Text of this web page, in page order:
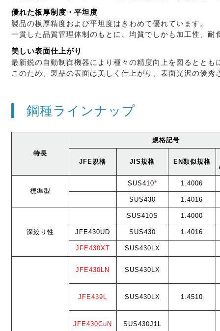
優れた板厚制度・平坦度
製品の板厚精度および平坦度はきわめて優れています。
一貫した品質管理体制のもとに、均質でしかも加工性、
美しい表面仕上がり
最新鋭の自動制御機器により種々の精度向上を図るとと
このため、製品の表面は美しく仕上がり、表面光沢の優
鋼種ラインナップ
特長
規格記号
JFE規格 JIS規格 EN類似規格
標準型
SUS410* 1.4006
SUS430 1.4016
深絞り性
SUS410S 1.4000
JFE430UD SUS430 1.4016
JFE430XT SUS430LX
JFE430LN SUS430LX
JFE439L SUS430LX 1.4510
JFE430CuN SUS430J1L